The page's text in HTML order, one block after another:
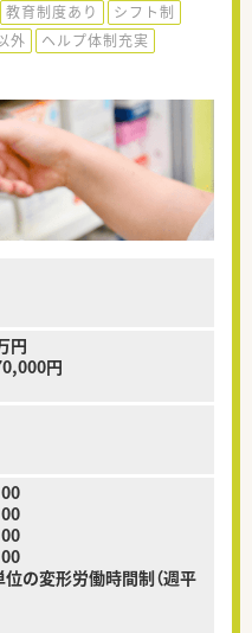
教育制度あり
シフト制
外
ヘルプ体制充実
円
円
の変形労働時間制（週平